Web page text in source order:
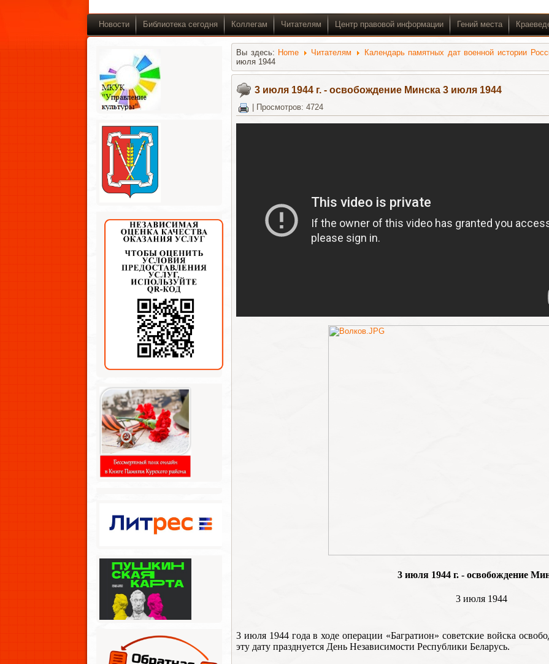
Новости Библиотека сегодня Коллегам Читателям Центр правовой информации Гений места
Вы здесь: Home Читателям Календарь памятных дат военной истории
июля 1944
3 июля 1944 г. - освобождение Минска 3 июля 1944
Просмотров: 4724
3 июля 1944 г. - освобождение
3 июля 1944
3 июля 1944 года в ходе операции «Багратион» советские войска
эту дату празднуется День Независимости Республики Беларусь.